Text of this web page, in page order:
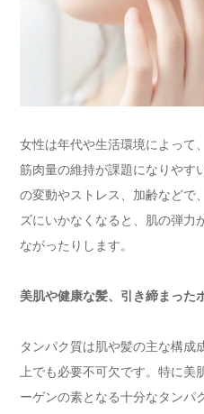
女性は年代や生活環境によって
筋肉量の維持が課題になりやす
の変動やストレス、加齢などで
ズにいかなくなると、肌の弾力
ながったりします。
美肌や健康な髪、引き締まった
タンパク質は肌や髪の主な構成
上でも必要不可欠です。特に美
ーゲンの素となる十分なタンパ